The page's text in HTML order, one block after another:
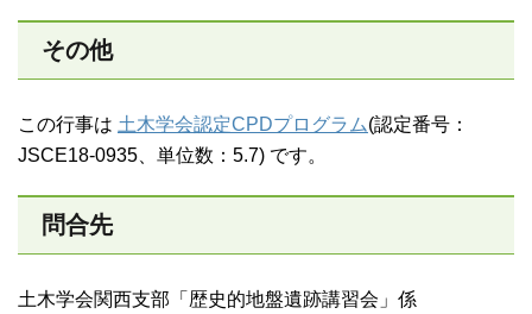
その他
この行事は 土木学会認定CPDプログラム(認定番号：
JSCE18-0935、単位数：5.7) です。
問合先
土木学会関西支部「歴史的地盤遺跡講習会」係